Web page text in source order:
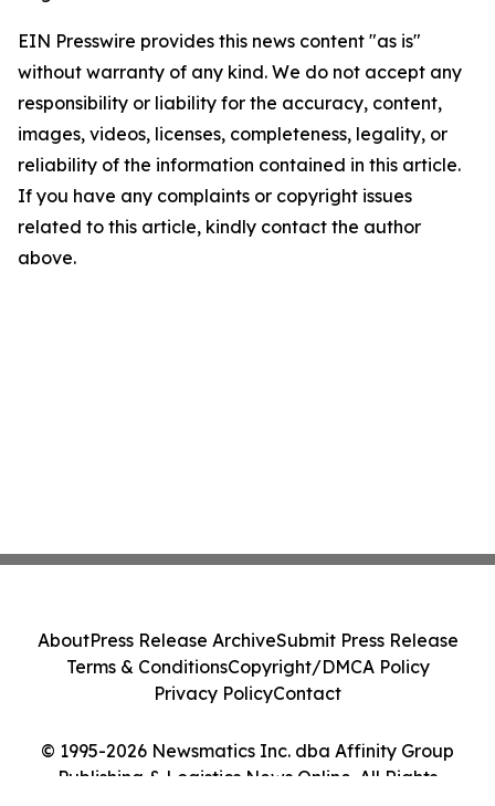
EIN Presswire provides this news content "as is"
without warranty of any kind. We do not accept any
responsibility or liability for the accuracy, content,
images, videos, licenses, completeness, legality, or
reliability of the information contained in this article.
If you have any complaints or copyright issues
related to this article, kindly contact the author
above.
© 1995-2026 Newsmatics Inc. dba Affinity Group
Publishing & Logistics News Online. All Rights
AboutPress Release ArchiveSubmit Press Release
Terms & ConditionsCopyright/DMCA Policy
Privacy PolicyContact